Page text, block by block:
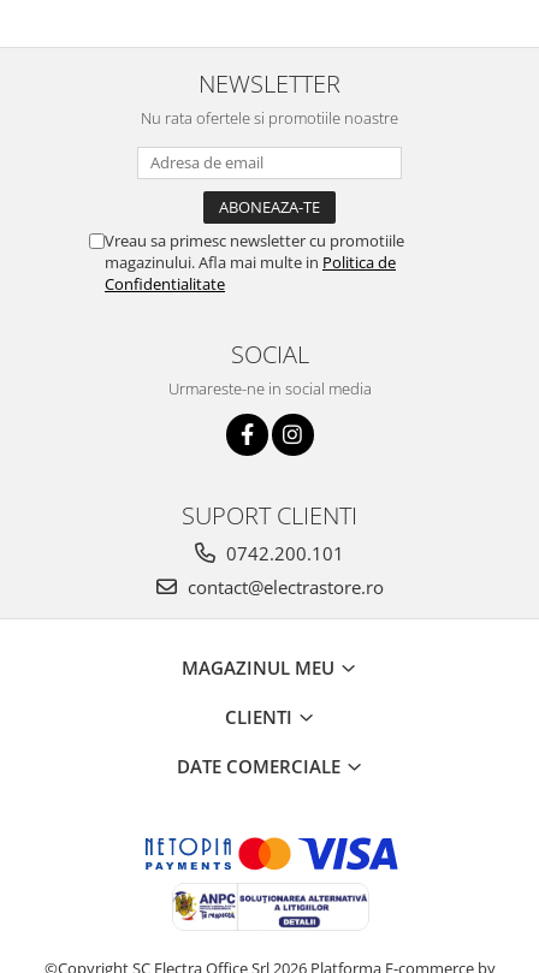
NEWSLETTER
Nu rata ofertele si promotiile noastre
Vreau sa primesc newsletter cu promotiile
magazinului. Afla mai multe in Politica de
Confidentialitate
SOCIAL
Urmareste-ne in social media
SUPORT CLIENTI
0742.200.101
contact@electrastore.ro
MAGAZINUL MEU
CLIENTI
DATE COMERCIALE
©Copyright SC Electra Office Srl 2026 Platforma E-commerce by